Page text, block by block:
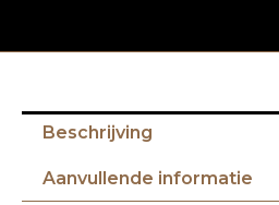
Beschrijving
Aanvullende informatie